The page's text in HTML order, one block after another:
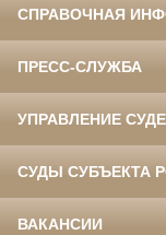
СПРАВОЧНАЯ
ПРЕСС-СЛУЖБА
УПРАВЛЕНИЕ
СУДЫ СУБЪЕКТА
ВАКАНСИИ